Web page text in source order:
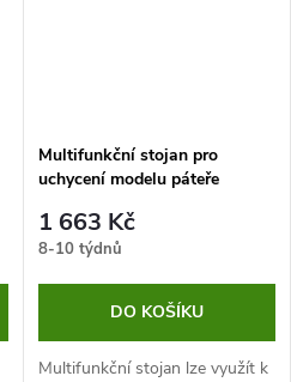
Multifunkční stojan pro
uchycení modelu páteře
1 663 Kč
8-10 týdnů
DO KOŠÍKU
Multifunkční stojan lze využít k